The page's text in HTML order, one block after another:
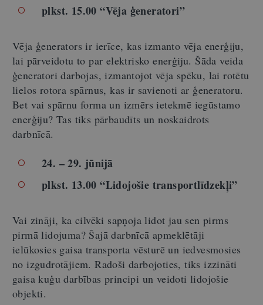
plkst. 15.00 “Vēja ģeneratori”
Vēja ģenerators ir ierīce, kas izmanto vēja enerģiju,
lai pārveidotu to par elektrisko enerģiju. Šāda veida
ģeneratori darbojas, izmantojot vēja spēku, lai rotētu
lielos rotora spārnus, kas ir savienoti ar ģeneratoru.
Bet vai spārnu forma un izmērs ietekmē iegūstamo
enerģiju? Tas tiks pārbaudīts un noskaidrots
darbnīcā.
24. – 29. jūnijā
plkst. 13.00 “Lidojošie transportlīdzekļi”
Vai zināji, ka cilvēki sapņoja lidot jau sen pirms
pirmā lidojuma? Šajā darbnīcā apmeklētāji
ielūkosies gaisa transporta vēsturē un iedvesmosies
no izgudrotājiem. Radoši darbojoties, tiks izzināti
gaisa kuģu darbības principi un veidoti lidojošie
objekti.